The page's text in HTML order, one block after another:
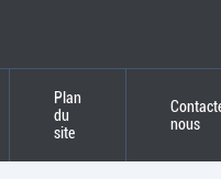
Plan
du
site
nous